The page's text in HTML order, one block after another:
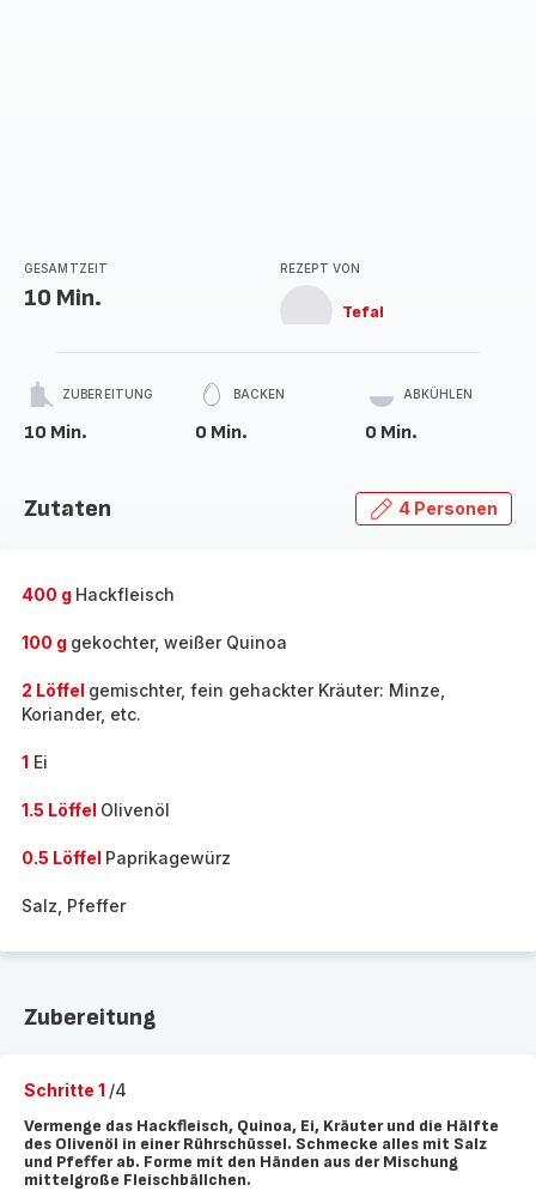
GESAMTZEIT
10 Min.
REZEPT VON
Tefal
ZUBEREITUNG
10 Min.
BACKEN
0 Min.
ABKÜHLEN
0 Min.
Zutaten 4 Personen
400 g Hackfleisch
100 g gekochter, weißer Quinoa
2 Löffel gemischter, fein gehackter Kräuter: Minze,
Koriander, etc.
1 Ei
1.5 Löffel Olivenöl
0.5 Löffel Paprikagewürz
Salz, Pfeffer
Zubereitung
Schritte 1 /4
Vermenge das Hackfleisch, Quinoa, Ei, Kräuter und die Hälfte
des Olivenöl in einer Rührschüssel. Schmecke alles mit Salz
und Pfeffer ab. Forme mit den Händen aus der Mischung
mittelgroße Fleischbällchen.